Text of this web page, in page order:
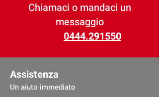
Chiamaci o mandaci un
messaggio
0444.291550
Assistenza
Un aiuto immediato